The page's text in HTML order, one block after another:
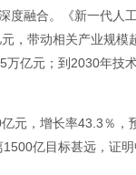
度融合。《新一代人
，带动相关产业规
亿元；到2030年技
元，增长率43.3％，
亿目标甚远，证明